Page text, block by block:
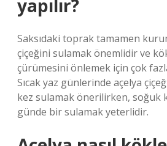
yapılır?
Saksıdaki toprak tamamen
çiçeğini sulamak önemlidir ve kök
çürümesini önlemek için çok
Sıcak yaz günlerinde açelya
kez sulamak önerilirken, soğuk
günde bir sulamak yeterlidir.